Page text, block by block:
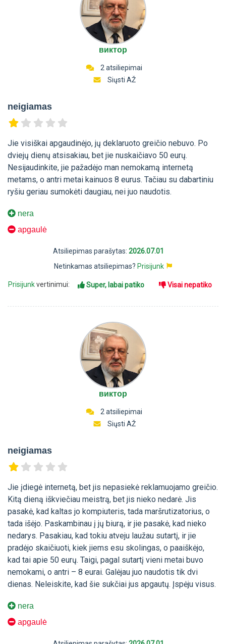
виктор
2 atsiliepimai
Siųsti AŽ
neigiamas
Jie visiškai apgaudinėjo, jų deklaruoto greičio nebuvo. Po
dviejų dienų atsisakiau, bet jie nuskaičiavo 50 eurų.
Nesijaudinkite, jie pažadėjo man nemokamą internetą
metams, o antri metai kainuos 8 eurus. Tačiau su dabartiniu
ryšiu geriau sumokėti daugiau, nei juo naudotis.
nera
apgaulė
Atsiliepimas parašytas: 2026.07.01
Netinkamas atsiliepimas? Prisijunk
Prisijunkvertinimui: Super, labai patiko Visai nepatiko
виктор
2 atsiliepimai
Siųsti AŽ
neigiamas
Jie įdiegė internetą, bet jis nepasiekė reklamuojamo greičio.
Kitą dieną iškviečiau meistrą, bet jis nieko nedarė. Jis
pasakė, kad kaltas jo kompiuteris, tada maršrutizatorius, o
tada išėjo. Paskambinau į jų biurą, ir jie pasakė, kad nieko
nedarys. Pasakiau, kad tokiu atveju laužau sutartį, ir jie
pradėjo skaičiuoti, kiek jiems esu skolingas, o paaiškėjo,
kad tai apie 50 eurų. Taigi, pagal sutartį vieni metai buvo
nemokami, o antri – 8 eurai. Galėjau juo naudotis tik dvi
dienas. Neleiskite, kad šie sukčiai jus apgautų. Įspėju visus.
nera
apgaulė